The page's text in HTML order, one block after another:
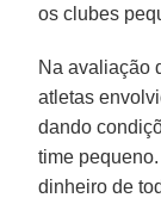
os clubes
Na avaliação
atletas
dando
time
dinheiro de